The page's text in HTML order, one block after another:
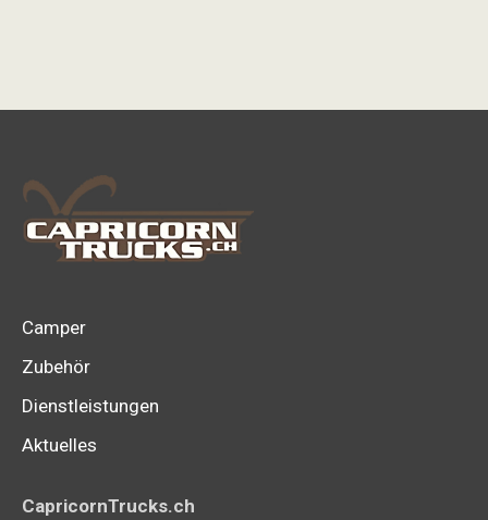
Camper
Zubehör
Dienstleistungen
Aktuelles
CapricornTrucks.ch